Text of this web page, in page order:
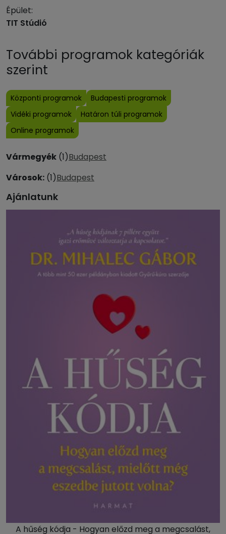
Épület:
TIT Stúdió
További programok kategóriák
szerint
Központi programok
Budapesti programok
Vidéki programok
Határon túli programok
Online programok
Vármegyék (1)Budapest
Városok: (1)Budapest
Ajánlatunk
A hűség kódja - Hogyan előzd meg a megcsalást,